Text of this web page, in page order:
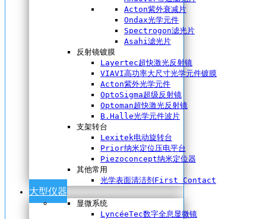
Acton紫外衰减片
Ondax光学元件
Spectrogon滤光片
Asahi滤光片
反射镜镀膜
Layertec超快激光反射镜
VIAVI高功率大尺寸光学元件镀膜
Acton紫外光学元件
OptoSigma超级反射镜
Optoman超快激光反射镜
B.Halle光学元件波片
支架转台
Lexitek电动旋转台
Prior纳米定位压电平台
Piezoconcept纳米定位器
其他常用
光学表面清洁剂First Contact
大型仪器
显微系统
LyncéeTec数字全息显微镜